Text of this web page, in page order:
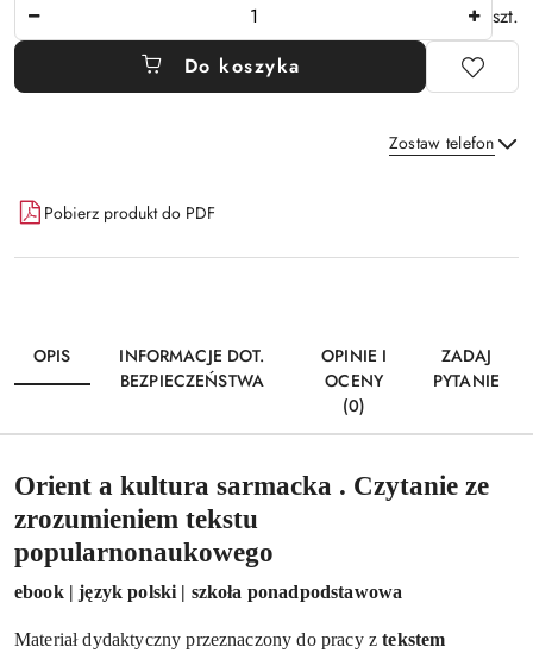
szt.
Do koszyka
Zostaw telefon
Dostępność
i
dostawa
Pobierz produkt do PDF
OPIS
INFORMACJE DOT.
BEZPIECZEŃSTWA
OPINIE I
OCENY
(0)
ZADAJ
PYTANIE
Orient a kultura sarmacka . Czytanie ze
zrozumieniem tekstu
popularnonaukowego
ebook | język polski | szkoła ponadpodstawowa
Materiał dydaktyczny przeznaczony do pracy ztekstem